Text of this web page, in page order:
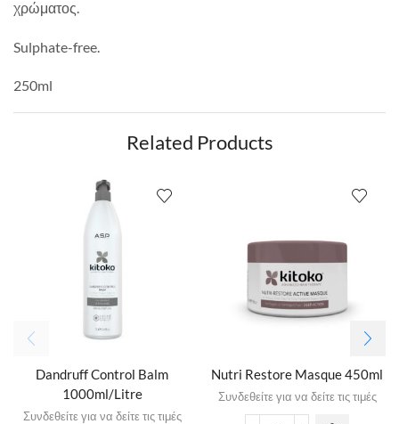
χρώματος.
Sulphate-free.
250ml
Related Products
Dandruff Control Balm
1000ml/Litre
Συνδεθείτε για να δείτε τις τιμές
Nutri Restore Masque 450ml
Συνδεθείτε για να δείτε τις τιμές